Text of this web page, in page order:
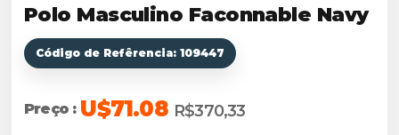
Polo Masculino Faconnable Navy
Código de Refêrencia: 109447
Preço : U$71.08 R$370,33